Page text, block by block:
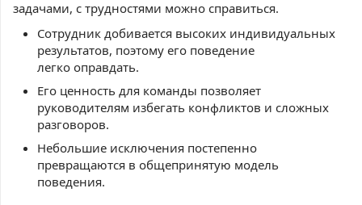
задачами, с трудностями можно справиться.
Сотрудник добивается высоких индивидуальных
результатов, поэтому его поведение
легко оправдать.
Его ценность для команды позволяет
руководителям избегать конфликтов и сложных
разговоров.
Небольшие исключения постепенно
превращаются в общепринятую модель
поведения.